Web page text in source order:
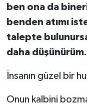
ben ona da
benden atımı
talepte
daha
İnsanın güzel bir
Onun kalbini